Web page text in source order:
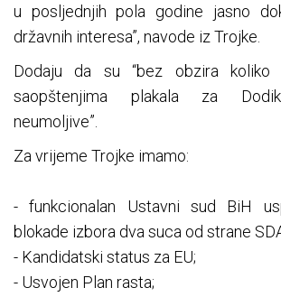
u posljednjih pola godine jasno
državnih interesa”, navode iz Trojke.
Dodaju da su “bez obzira koliko
saopštenjima plakala za
neumoljive”.
Za vrijeme Trojke imamo:
- funkcionalan Ustavni sud BiH
blokade izbora dva suca od strane
- Kandidatski status za EU;
- Usvojen Plan rasta;